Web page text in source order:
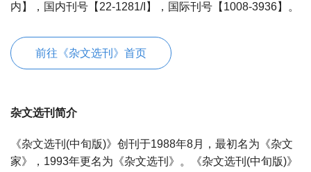
内】，国内刊号【22-1281/I】，国际刊号【1008-3936】。
前往《杂文选刊》首页
杂文选刊简介
《杂文选刊(中旬版)》创刊于1988年8月，最初名为《杂文
家》，1993年更名为《杂文选刊》。《杂文选刊(中旬版)》